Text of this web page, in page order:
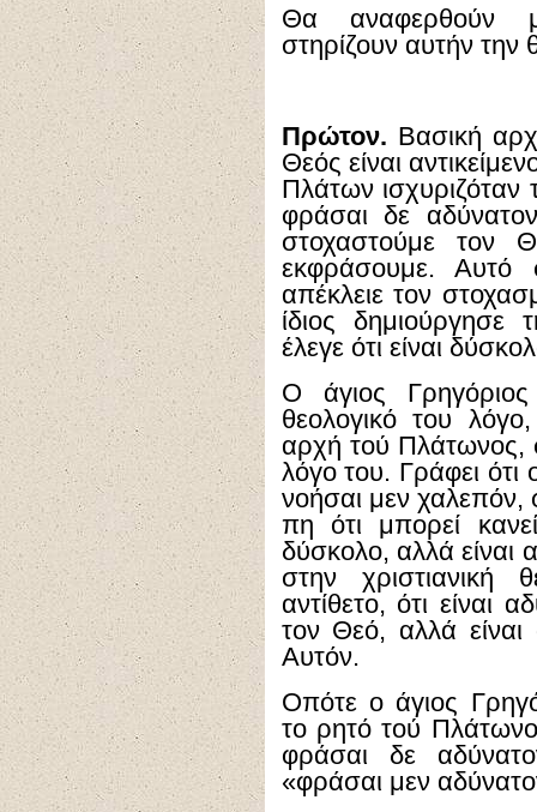
Θα αναφερθούν
στηρίζουν αυτήν την
Πρώτον. Βασική
Θεός είναι
Πλάτων
φράσαι δε
στοχαστούμε τον
εκφράσουμε. Αυτό
απέκλειε τον
ίδιος
έλεγε ότι είναι
Ο άγιος
θεολογικό του
αρχή τού Πλάτωνος,
λόγο του. Γράφει
νοήσαι μεν χαλεπόν,
πη ότι μπορεί
δύσκολο, αλλά
στην χριστιανική
αντίθετο, ότι είναι
τον Θεό, αλλά
Αυτόν.
Οπότε ο άγιος
το ρητό τού
φράσαι δε
«φράσαι μεν